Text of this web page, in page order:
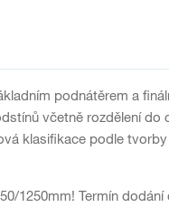
podnátěrem a
včetně rozdělení do
klasifikace podle
1250mm! Termín dodání